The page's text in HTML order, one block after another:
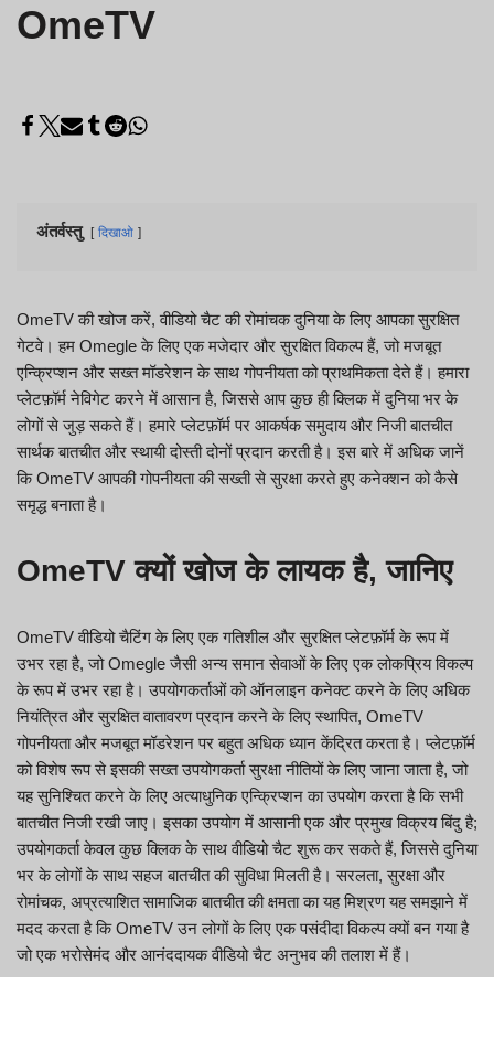
OmeTV
अंतर्वस्तु दिखाओ
OmeTV की खोज करें, वीडियो चैट की रोमांचक दुनिया के लिए आपका सुरक्षित
गेटवे। हम Omegle के लिए एक मजेदार और सुरक्षित विकल्प हैं, जो मजबूत
एन्क्रिप्शन और सख्त मॉडरेशन के साथ गोपनीयता को प्राथमिकता देते हैं। हमारा
प्लेटफ़ॉर्म नेविगेट करने में आसान है, जिससे आप कुछ ही क्लिक में दुनिया भर के
लोगों से जुड़ सकते हैं। हमारे प्लेटफ़ॉर्म पर आकर्षक समुदाय और निजी बातचीत
सार्थक बातचीत और स्थायी दोस्ती दोनों प्रदान करती है। इस बारे में अधिक जानें
कि OmeTV आपकी गोपनीयता की सख्ती से सुरक्षा करते हुए कनेक्शन को कैसे
समृद्ध बनाता है।
OmeTV क्यों खोज के लायक है, जानिए
OmeTV वीडियो चैटिंग के लिए एक गतिशील और सुरक्षित प्लेटफ़ॉर्म के रूप में
उभर रहा है, जो Omegle जैसी अन्य समान सेवाओं के लिए एक लोकप्रिय विकल्प
के रूप में उभर रहा है। उपयोगकर्ताओं को ऑनलाइन कनेक्ट करने के लिए अधिक
नियंत्रित और सुरक्षित वातावरण प्रदान करने के लिए स्थापित, OmeTV
गोपनीयता और मजबूत मॉडरेशन पर बहुत अधिक ध्यान केंद्रित करता है। प्लेटफ़ॉर्म
को विशेष रूप से इसकी सख्त उपयोगकर्ता सुरक्षा नीतियों के लिए जाना जाता है, जो
यह सुनिश्चित करने के लिए अत्याधुनिक एन्क्रिप्शन का उपयोग करता है कि सभी
बातचीत निजी रखी जाए। इसका उपयोग में आसानी एक और प्रमुख विक्रय बिंदु है;
उपयोगकर्ता केवल कुछ क्लिक के साथ वीडियो चैट शुरू कर सकते हैं, जिससे दुनिया
भर के लोगों के साथ सहज बातचीत की सुविधा मिलती है। सरलता, सुरक्षा और
रोमांचक, अप्रत्याशित सामाजिक बातचीत की क्षमता का यह मिश्रण यह समझाने में
मदद करता है कि OmeTV उन लोगों के लिए एक पसंदीदा विकल्प क्यों बन गया है
जो एक भरोसेमंद और आनंददायक वीडियो चैट अनुभव की तलाश में हैं।